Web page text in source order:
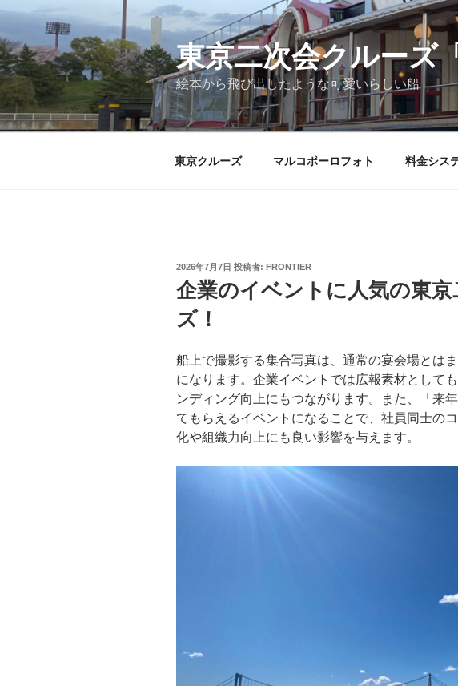
コ
テ
ン
ツ
へ
ス
東京二次会クルーズ
絵本から飛び出したような可愛いらしい船
東京クルーズ マルコポーロフォト 料金シス
投
日:
2026年7月7日 投稿者: FRONTIER
企業のイベントに人気の東
ズ！
船上で撮影する集合写真は、通常の宴会場とは
になります。企業イベントでは広報素材として
ンディング向上にもつながります。また、「来
てもらえるイベントになることで、社員同士の
化や組織力向上にも良い影響を与えます。